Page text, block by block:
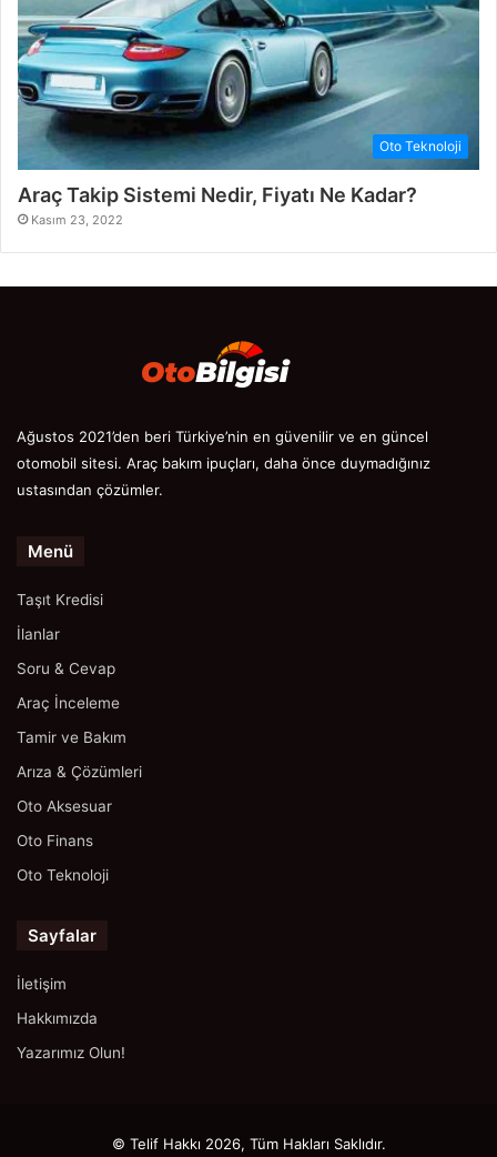
Oto Teknoloji
Araç Takip Sistemi Nedir, Fiyatı Ne Kadar?
Kasım 23, 2022
Ağustos 2021’den beri Türkiye’nin en güvenilir ve en güncel
otomobil sitesi. Araç bakım ipuçları, daha önce duymadığınız
ustasından çözümler.
Menü
Taşıt Kredisi
İlanlar
Soru & Cevap
Araç İnceleme
Tamir ve Bakım
Arıza & Çözümleri
Oto Aksesuar
Oto Finans
Oto Teknoloji
Sayfalar
İletişim
Hakkımızda
Yazarımız Olun!
© Telif Hakkı 2026, Tüm Hakları Saklıdır.